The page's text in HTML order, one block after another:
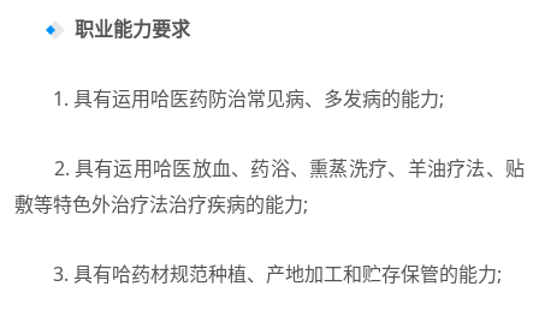
职业能力要求
1. 具有运用哈医药防治常见病、多发病的能力;
2. 具有运用哈医放血、药浴、熏蒸洗疗、羊油疗法、贴
敷等特色外治疗法治疗疾病的能力;
3. 具有哈药材规范种植、产地加工和贮存保管的能力;